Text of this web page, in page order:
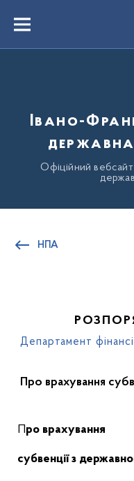
вмістуMenu
Івано-
державна
Офіційний вебсайт
НПА
Департамент
Про врахування
Про врахування
субвенції з